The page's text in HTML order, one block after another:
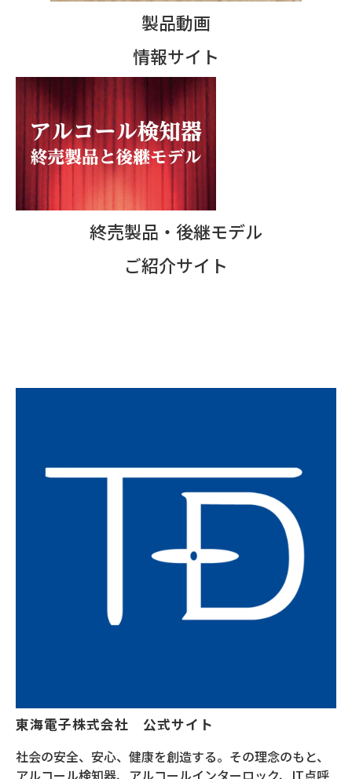
製品動画
情報サイト
終売製品・後継モデル
ご紹介サイト
東海電子株式会社　公式サイト
社会の安全、安心、健康を創造する。その理念のもと、
アルコール検知器、アルコールインターロック、IT点呼